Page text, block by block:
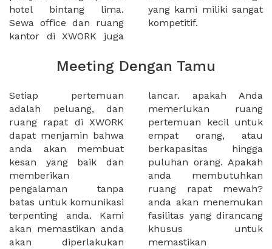
hotel bintang lima.
Sewa office dan ruang
kantor di XWORK juga
yang kami miliki sangat
kompetitif.
Meeting Dengan Tamu
Setiap pertemuan
adalah peluang, dan
ruang rapat di XWORK
dapat menjamin bahwa
anda akan membuat
kesan yang baik dan
memberikan
pengalaman tanpa
batas untuk komunikasi
terpenting anda. Kami
akan memastikan anda
akan diperlakukan
lancar. apakah Anda
memerlukan ruang
pertemuan kecil untuk
empat orang, atau
berkapasitas hingga
puluhan orang. Apakah
anda membutuhkan
ruang rapat mewah?
anda akan menemukan
fasilitas yang dirancang
khusus untuk
memastikan